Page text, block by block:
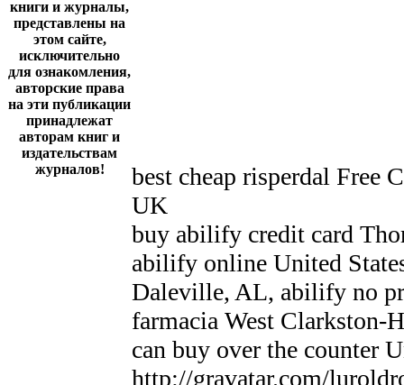
книги и журналы,
представлены на
этом сайте,
исключительно
для ознакомления,
авторские права
на эти публикации
принадлежат
авторам книг и
издательствам
журналов!
best cheap risperdal
UK
buy abilify credit card
abilify online United
Daleville, AL, abilify no
farmacia West
can buy over the counter
http://gravatar.com/